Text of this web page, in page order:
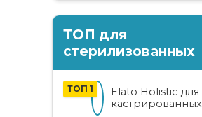
ТОП для
стерилизованных
ТОП 1
Elato Holistic для